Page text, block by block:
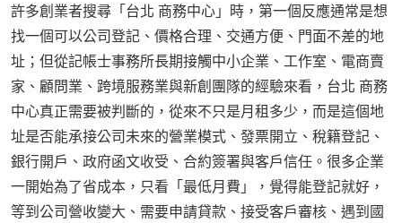
許多創業者搜尋「台北 商務中心」時，第一個反應通常是想
找一個可以公司登記、價格合理、交通方便、門面不差的地
址；但從記帳士事務所長期接觸中小企業、工作室、電商賣
家、顧問業、跨境服務業與新創團隊的經驗來看，台北 商務
中心真正需要被判斷的，從來不只是月租多少，而是這個地
址是否能承接公司未來的營業模式、發票開立、稅籍登記、
銀行開戶、政府函文收受、合約簽署與客戶信任。很多企業
一開始為了省成本，只看「最低月費」，覺得能登記就好，
等到公司營收變大、需要申請貸款、接受客戶審核、遇到國